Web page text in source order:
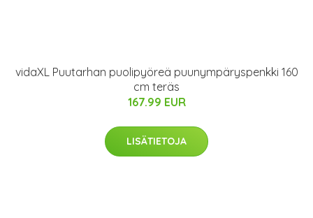
vidaXL Puutarhan puolipyöreä puunympäryspenkki 160
cm teräs
167.99 EUR
LISÄTIETOJA